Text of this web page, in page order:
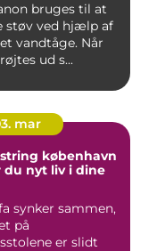
bruges til at
støv ved hjælp af
vandtåge. Når
ud s...
mar
københavn
du nyt liv i dine
synker sammen,
på
er slidt